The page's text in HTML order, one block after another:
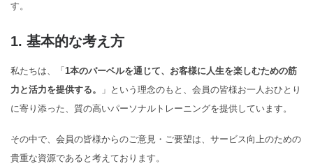
す。
1. 基本的な考え方
私たちは、「 1本のバーベルを通じて、お客様に人生を楽しむための筋
力と活力を提供する。
」という理念のもと、会員の皆様お一人おひとり
に寄り添った、質の高いパーソナルトレーニングを提供しています。
その中で、会員の皆様からのご意見・ご要望は、サービス向上のための
貴重な資源であると考えております。